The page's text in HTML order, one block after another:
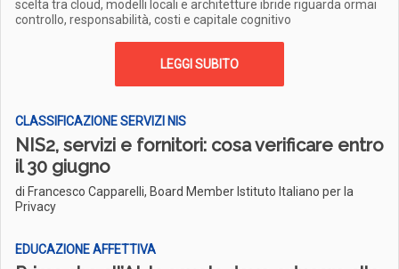
scelta tra cloud, modelli locali e architetture ibride riguarda ormai
controllo, responsabilità, costi e capitale cognitivo
LEGGI SUBITO
CLASSIFICAZIONE SERVIZI NIS
NIS2, servizi e fornitori: cosa verificare entro
il 30 giugno
di Francesco Capparelli, Board Member Istituto Italiano per la
Privacy
EDUCAZIONE AFFETTIVA